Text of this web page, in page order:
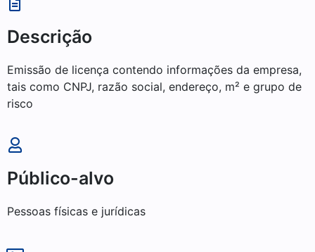
Descrição
Emissão de licença contendo informações da empresa,
tais como CNPJ, razão social, endereço, m² e grupo de
risco
Público-alvo
Pessoas físicas e jurídicas